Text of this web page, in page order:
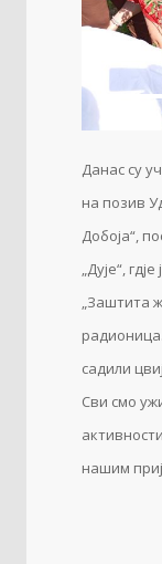
1
Данас су
на позив
Добоја“,
„Дује“,
„Заштита
садили
Сви смо
нашим